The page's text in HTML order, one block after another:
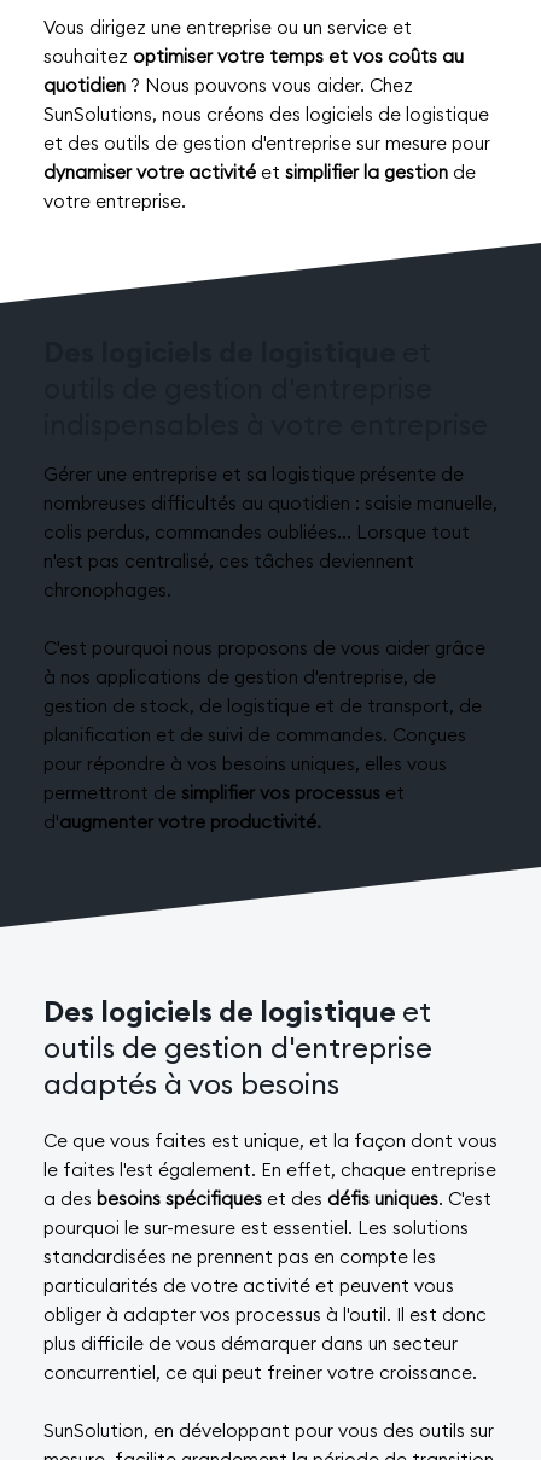
Vous dirigez une entreprise ou un service et
souhaitez optimiser votre temps et vos coûts au
quotidien? Nous pouvons vous aider. Chez
SunSolutions, nous créons des logiciels de logistique
et des outils de gestion d'entreprise sur mesure pour
dynamiser votre activitéet simplifier la gestionde
votre entreprise.
Gérer une entreprise et sa logistique présente de
nombreuses difficultés au quotidien : saisie manuelle,
colis perdus, commandes oubliées... Lorsque tout
n'est pas centralisé, ces tâches deviennent
chronophages.
C'est pourquoi nous proposons de vous aider grâce
à nos applications de gestion d'entreprise, de
gestion de stock, de logistique et de transport, de
planification et de suivi de commandes. Conçues
pour répondre à vos besoins uniques, elles vous
permettront de simplifier vos processuset
d'augmenter votre productivité.
Des logiciels de logistique et
outils de gestion d'entreprise
adaptés à vos besoins
Ce que vous faites est unique, et la façon dont vous
le faites l'est également. En effet, chaque entreprise
a des besoins spécifiques et des défis uniques. C'est
pourquoi le sur-mesure est essentiel. Les solutions
standardisées ne prennent pas en compte les
particularités de votre activité et peuvent vous
obliger à adapter vos processus à l'outil. Il est donc
plus difficile de vous démarquer dans un secteur
concurrentiel, ce qui peut freiner votre croissance.
SunSolution, en développant pour vous des outils sur